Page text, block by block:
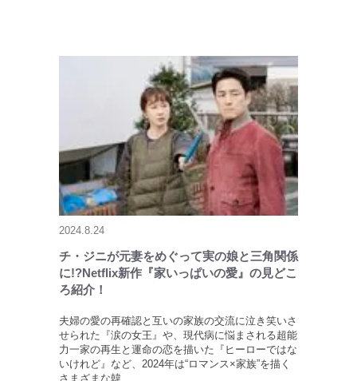
2024.8.24
チ・ジニが元妻をめぐって実の娘と三角関係
に!?Netflix新作『家いっぱいの愛』の見どこ
ろ紹介！
夫婦の愛の再確認と互いの家族の交流に泣き笑いさ
せられた『涙の女王』や、現代病に悩まされる超能
力一家の再生と運命の恋を描いた『ヒーローではな
いけれど』など、2024年は“ロマンス×家族”を描く
さまざまな韓…